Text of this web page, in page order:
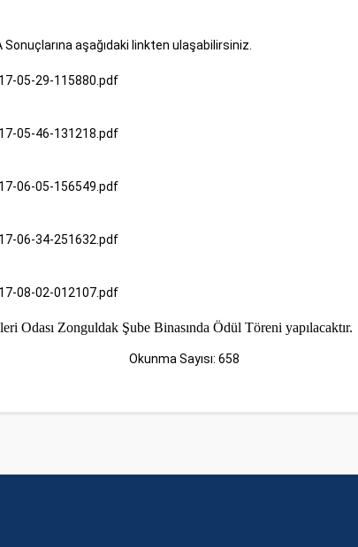
Sonuçlarına aşağıdaki linkten ulaşabilirsiniz.
05-29-115880.pdf
05-46-131218.pdf
06-05-156549.pdf
06-34-251632.pdf
08-02-012107.pdf
Odası Zonguldak Şube Binasında Ödül Töreni yapılacaktır.
Okunma Sayısı: 658